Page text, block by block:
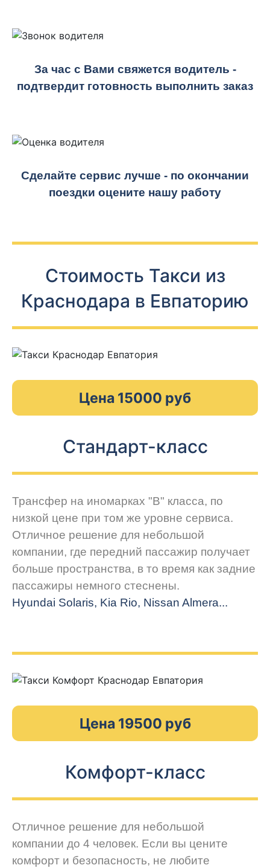
За час с Вами свяжется водитель -
подтвердит готовность выполнить заказ
Сделайте сервис лучше - по окончании
поездки оцените нашу работу
Стоимость Такси из
Краснодара в Евпаторию
Цена 15000 руб
Стандарт-класс
Трансфер на иномарках "В" класса, по
низкой цене при том же уровне сервиса.
Отличное решение для небольшой
компании, где передний пассажир получает
больше пространства, в то время как задние
пассажиры немного стеснены.
Hyundai Solaris, Kia Rio, Nissan Almera...
Цена 19500 руб
Комфорт-класс
Отличное решение для небольшой
компании до 4 человек. Если вы цените
комфорт и безопасность, не любите